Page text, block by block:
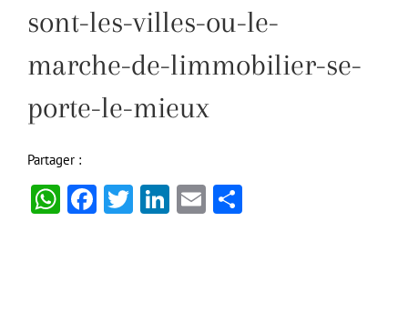
sont-les-villes-ou-le-
marche-de-limmobilier-se-
porte-le-mieux
Partager :
WhatsApp
Facebook
Twitter
LinkedIn
Email